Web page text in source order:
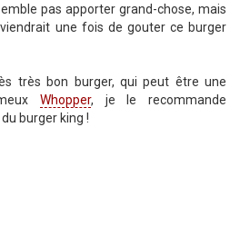
pas apporter grand-chose, mais
une fois de gouter ce burger
très bon burger, qui peut être une
Whopper, je le recommande
burger king !